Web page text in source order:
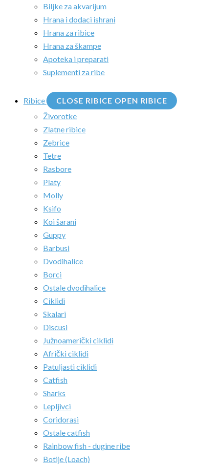
Biljke za akvarijum
Hrana i dodaci ishrani
Hrana za ribice
Hrana za škampe
Apoteka i preparati
Suplementi za ribe
Ribice CLOSE RIBICE OPEN RIBICE
Živorotke
Zlatne ribice
Zebrice
Tetre
Rasbore
Platy
Molly
Ksifo
Koi šarani
Guppy
Barbusi
Dvodihalice
Borci
Ostale dvodihalice
Ciklidi
Skalari
Discusi
Južnoamerički ciklidi
Afrički ciklidi
Patuljasti ciklidi
Catfish
Sharks
Lepljivci
Coridorasi
Ostale catfish
Rainbow fish - dugine ribe
Botije (Loach)